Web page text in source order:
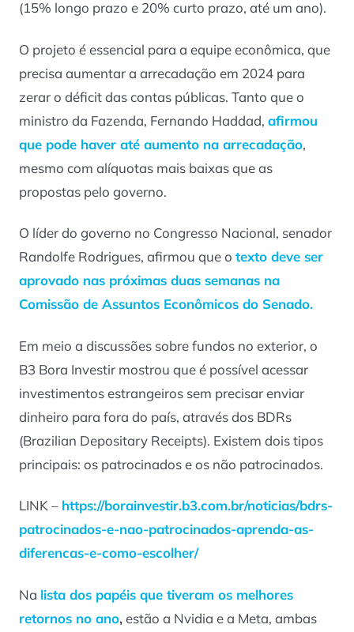
(15% longo prazo e 20% curto prazo, até um ano).
O projeto é essencial para a equipe econômica, que
precisa aumentar a arrecadação em 2024 para
zerar o déficit das contas públicas. Tanto que o
ministro da Fazenda, Fernando Haddad, afirmou
que pode haver até aumento na arrecadação,
mesmo com alíquotas mais baixas que as
propostas pelo governo.
O líder do governo no Congresso Nacional, senador
Randolfe Rodrigues, afirmou que o texto deve ser
aprovado nas próximas duas semanas na
Comissão de Assuntos Econômicos do Senado.
Em meio a discussões sobre fundos no exterior, o
B3 Bora Investir mostrou que é possível acessar
investimentos estrangeiros sem precisar enviar
dinheiro para fora do país, através dos BDRs
(Brazilian Depositary Receipts). Existem dois tipos
principais: os patrocinados e os não patrocinados.
LINK – https://borainvestir.b3.com.br/noticias/bdrs-
patrocinados-e-nao-patrocinados-aprenda-as-
diferencas-e-como-escolher/
Na lista dos papéis que tiveram os melhores
retornos no ano,estão a Nvidia e a Meta, ambas